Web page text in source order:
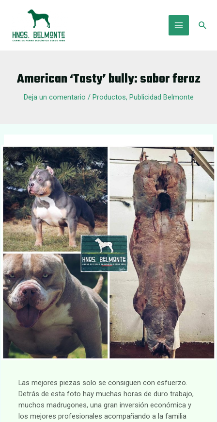
Main
American ‘Tasty’ bully: sabor feroz
Deja un comentario / Productos, Publicidad Belmonte
Las mejores piezas solo se consiguen con esfuerzo.
Detrás de esta foto hay muchas horas de duro trabajo,
muchos madrugones, una gran inversión económica y
los mejores profesionales acompañando a la familia